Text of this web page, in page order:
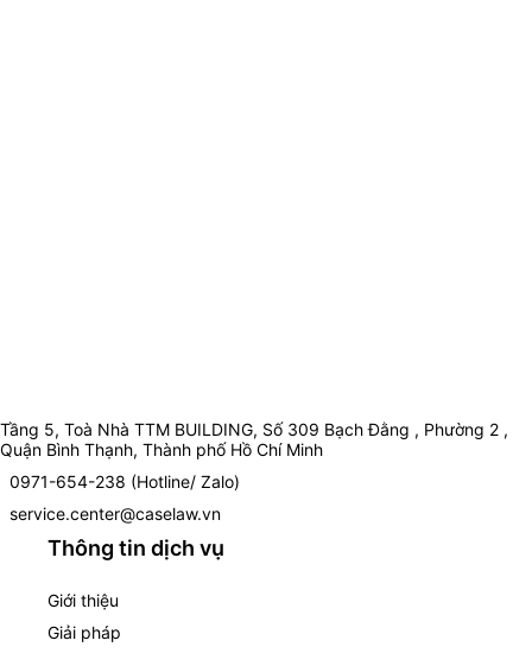
Tầng 5, Toà Nhà TTM BUILDING, Số 309 Bạch Đằng , Phường 2 ,
Quận Bình Thạnh, Thành phố Hồ Chí Minh
0971-654-238 (Hotline/ Zalo)
service.center@caselaw.vn
Thông tin dịch vụ
Giới thiệu
Giải pháp